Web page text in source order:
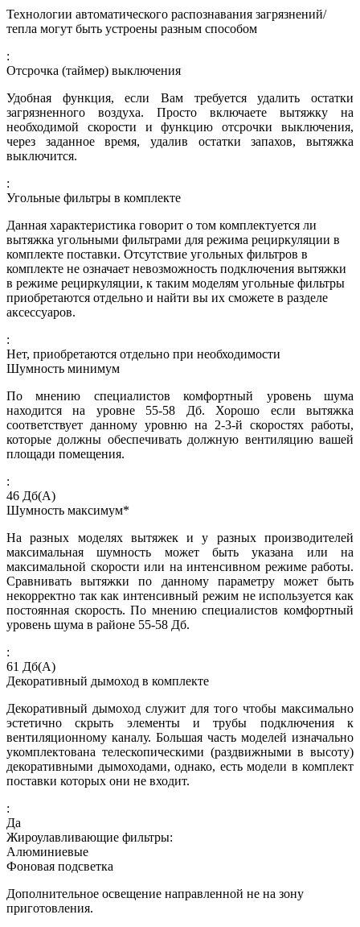
Технологии автоматического распознавания загрязнений/
тепла могут быть устроены разным способом
:
Отсрочка (таймер) выключения
Удобная функция, если Вам требуется удалить остатки
загрязненного воздуха. Просто включаете вытяжку на
необходимой скорости и функцию отсрочки выключения,
через заданное время, удалив остатки запахов, вытяжка
выключится.
:
Угольные фильтры в комплекте
Данная характеристика говорит о том комплектуется ли
вытяжка угольными фильтрами для режима рециркуляции в
комплекте поставки. Отсутствие угольных фильтров в
комплекте не означает невозможность подключения вытяжки
в режиме рециркуляции, к таким моделям угольные фильтры
приобретаются отдельно и найти вы их сможете в разделе
аксессуаров.
:
Нет, приобретаются отдельно при необходимости
Шумность минимум
По мнению специалистов комфортный уровень шума
находится на уровне 55-58 Дб. Хорошо если вытяжка
соответствует данному уровню на 2-3-й скоростях работы,
которые должны обеспечивать должную вентиляцию вашей
площади помещения.
:
46 Дб(А)
Шумность максимум*
На разных моделях вытяжек и у разных производителей
максимальная шумность может быть указана или на
максимальной скорости или на интенсивном режиме работы.
Сравнивать вытяжки по данному параметру может быть
некорректно так как интенсивный режим не используется как
постоянная скорость. По мнению специалистов комфортный
уровень шума в районе 55-58 Дб.
:
61 Дб(А)
Декоративный дымоход в комплекте
Декоративный дымоход служит для того чтобы максимально
эстетично скрыть элементы и трубы подключения к
вентиляционному каналу. Большая часть моделей изначально
укомплектована телескопическими (раздвижными в высоту)
декоративными дымоходами, однако, есть модели в комплект
поставки которых они не входит.
:
Да
Жироулавливающие фильтры:
Алюминиевые
Фоновая подсветка
Дополнительное освещение направленной не на зону
приготовления.